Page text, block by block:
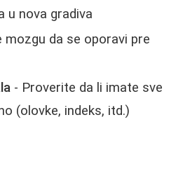
u nova gradiva
mozgu da se oporavi pre
- Proverite da li imate sve
(olovke, indeks, itd.)